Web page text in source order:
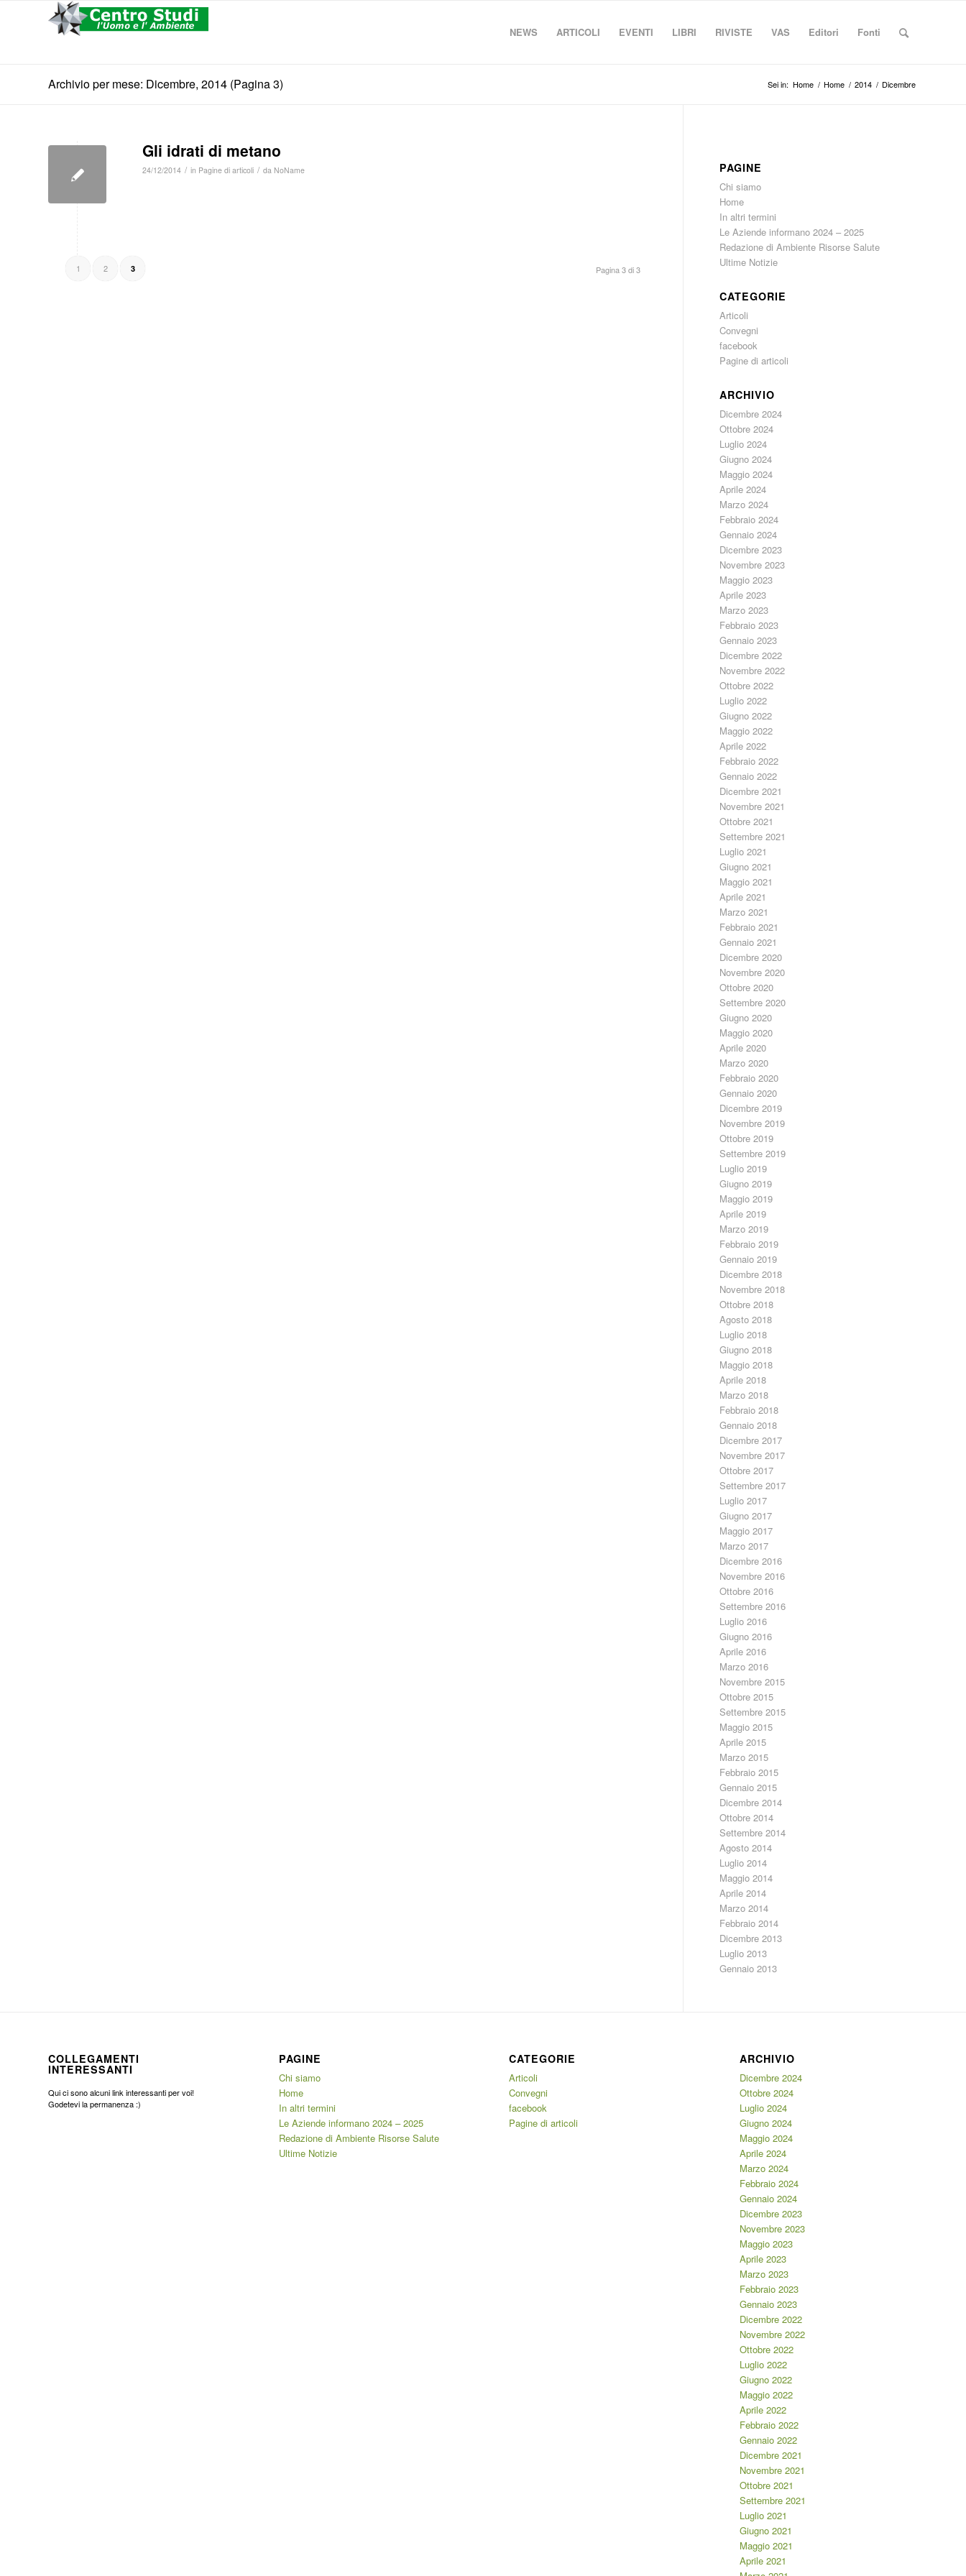
NEWS ARTICOLI EVENTI LIBRI RIVISTE VAS Editori Fonti
Archivio per mese: Dicembre, 2014 (Pagina 3) Sei in: Home / Home / 2014 / Dicembre
Gli idrati di metano
24/12/2014 / in Pagine di articoli / da NoName
Pagina 3 di 3
1 2 3
PAGINE
Chi siamo
Home
In altri termini
Le Aziende informano 2024 – 2025
Redazione di Ambiente Risorse Salute
Ultime Notizie
CATEGORIE
Articoli
Convegni
facebook
Pagine di articoli
ARCHIVIO
Dicembre 2024
Ottobre 2024
Luglio 2024
Giugno 2024
Maggio 2024
Aprile 2024
Marzo 2024
Febbraio 2024
Gennaio 2024
Dicembre 2023
Novembre 2023
Maggio 2023
Aprile 2023
Marzo 2023
Febbraio 2023
Gennaio 2023
Dicembre 2022
Novembre 2022
Ottobre 2022
Luglio 2022
Giugno 2022
Maggio 2022
Aprile 2022
Febbraio 2022
Gennaio 2022
Dicembre 2021
Novembre 2021
Ottobre 2021
Settembre 2021
Luglio 2021
Giugno 2021
Maggio 2021
Aprile 2021
Marzo 2021
Febbraio 2021
Gennaio 2021
Dicembre 2020
Novembre 2020
Ottobre 2020
Settembre 2020
Giugno 2020
Maggio 2020
Aprile 2020
Marzo 2020
Febbraio 2020
Gennaio 2020
Dicembre 2019
Novembre 2019
Ottobre 2019
Settembre 2019
Luglio 2019
Giugno 2019
Maggio 2019
Aprile 2019
Marzo 2019
Febbraio 2019
Gennaio 2019
Dicembre 2018
Novembre 2018
Ottobre 2018
Agosto 2018
Luglio 2018
Giugno 2018
Maggio 2018
Aprile 2018
Marzo 2018
Febbraio 2018
Gennaio 2018
Dicembre 2017
Novembre 2017
Ottobre 2017
Settembre 2017
Luglio 2017
Giugno 2017
Maggio 2017
Marzo 2017
Dicembre 2016
Novembre 2016
Ottobre 2016
Settembre 2016
Luglio 2016
Giugno 2016
Aprile 2016
Marzo 2016
Novembre 2015
Ottobre 2015
Settembre 2015
Maggio 2015
Aprile 2015
Marzo 2015
Febbraio 2015
Gennaio 2015
Dicembre 2014
Ottobre 2014
Settembre 2014
Agosto 2014
Luglio 2014
Maggio 2014
Aprile 2014
Marzo 2014
Febbraio 2014
Dicembre 2013
Luglio 2013
Gennaio 2013
COLLEGAMENTI
INTERESSANTI
Qui ci sono alcuni link interessanti per voi!
Godetevi la permanenza :)
PAGINE
Chi siamo
Home
In altri termini
Le Aziende informano 2024 – 2025
Redazione di Ambiente Risorse Salute
Ultime Notizie
CATEGORIE
Articoli
Convegni
facebook
Pagine di articoli
ARCHIVIO
Dicembre 2024
Ottobre 2024
Luglio 2024
Giugno 2024
Maggio 2024
Aprile 2024
Marzo 2024
Febbraio 2024
Gennaio 2024
Dicembre 2023
Novembre 2023
Maggio 2023
Aprile 2023
Marzo 2023
Febbraio 2023
Gennaio 2023
Dicembre 2022
Novembre 2022
Ottobre 2022
Luglio 2022
Giugno 2022
Maggio 2022
Aprile 2022
Febbraio 2022
Gennaio 2022
Dicembre 2021
Novembre 2021
Ottobre 2021
Settembre 2021
Luglio 2021
Giugno 2021
Maggio 2021
Aprile 2021